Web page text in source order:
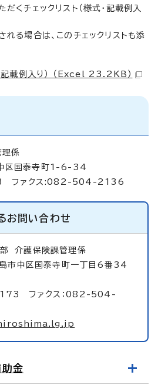
くチェックリスト（様式・記載例入
る場合は、このチェックリストも添
記載例入り） （Excel 23.2KB）
理係
区国泰寺町1-6-34
ファクス:082-504-2136
お問い合わせ
部介護保険課管理係
中区国泰寺町一丁目6番34
ファクス：082-504-
金